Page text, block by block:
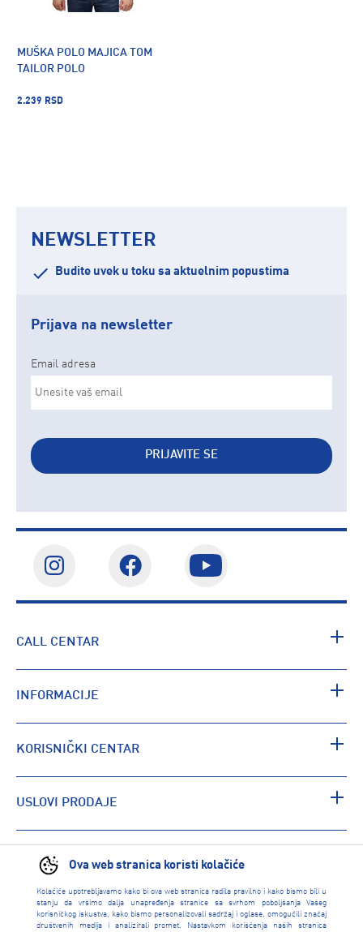
Ova web stranica koristi kolačiće
Kolačiće upotrebljavamo kako bi ova web stranica radila pravilno i kako bismo bili u
stanju da vršimo dalja unapređenja stranice sa svrhom poboljšanja Vašeg
korisničkog iskustva, kako bismo personalizovali sadržaj i oglase, omogućili značaj
društvenih medija i analizirali promet. Nastavkom korišćenja naših stranica
MUŠKA POLO MAJICA TOM
TAILOR POLO
2.239 RSD
NEWSLETTER
Budite uvek u toku sa aktuelnim popustima
Prijava na newsletter
Email adresa
PRIJAVITE SE
CALL CENTAR
INFORMACIJE
KORISNIČKI CENTAR
USLOVI PRODAJE
PRONAĐI RADNJU